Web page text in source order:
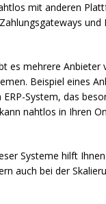
mit anderen
und
es mehrere Anbieter
Beispiel eines
ERP-System, das
nahtlos in Ihren
Systeme hilft
auch bei der